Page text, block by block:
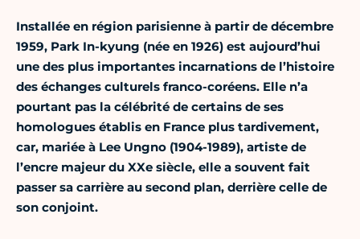
Installée en région parisienne à partir de décembre
1959, Park In-kyung (née en 1926) est aujourd’hui
une des plus importantes incarnations de l’histoire
des échanges culturels franco-coréens. Elle n’a
pourtant pas la célébrité de certains de ses
homologues établis en France plus tardivement,
car, mariée à Lee Ungno (1904-1989), artiste de
l’encre majeur du XXe siècle, elle a souvent fait
passer sa carrière au second plan, derrière celle de
son conjoint.